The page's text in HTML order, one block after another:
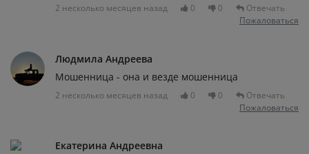
2 несколько месяцев назад 0 0
Отвечать
Пожаловаться
Людмила Андреева
Мошенница - она и везде мошенница
2 несколько месяцев назад 0 0
Отвечать
Пожаловаться
Екатерина Андреевна